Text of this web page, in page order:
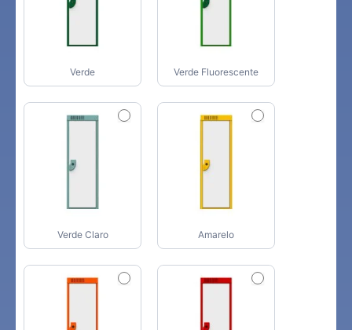
Verde Verde Fluorescente
Verde Claro Amarelo